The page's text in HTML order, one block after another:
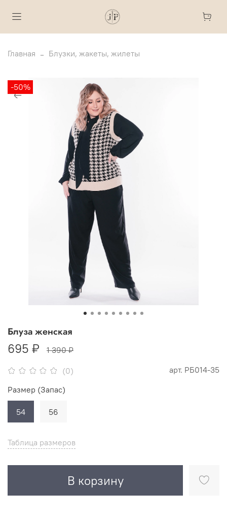
Главная Блузки, жакеты, жилеты
-50%
(0) арт. РБ014-35
Блуза женская
695 ₽ 1 390 ₽
Таблица размеров
В корзину
Размер (Запас)
54 56